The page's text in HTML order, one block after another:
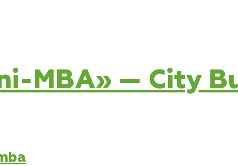
MBA» — City